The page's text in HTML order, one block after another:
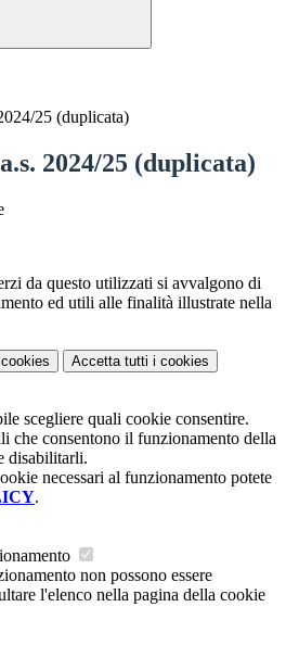
25 (duplicata)
2024/25 (duplicata)
da questo utilizzati si avvalgono di
ed utili alle finalità illustrate nella
Accetta tutti i cookies
scegliere quali cookie consentire.
che consentono il funzionamento della
disabilitarli.
necessari al funzionamento potete
.
non possono essere
l'elenco nella pagina della cookie